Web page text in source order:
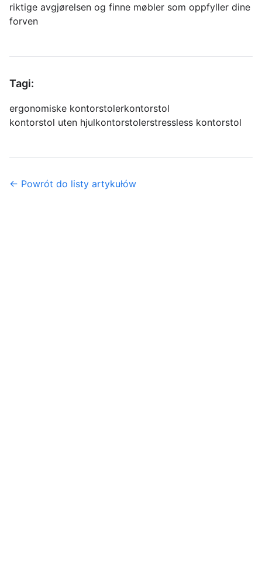
riktige avgjørelsen og finne møbler som oppfyller dine
forven
Tagi:
ergonomiske kontorstolerkontorstol
kontorstol uten hjulkontorstolerstressless kontorstol
← Powrót do listy artykułów